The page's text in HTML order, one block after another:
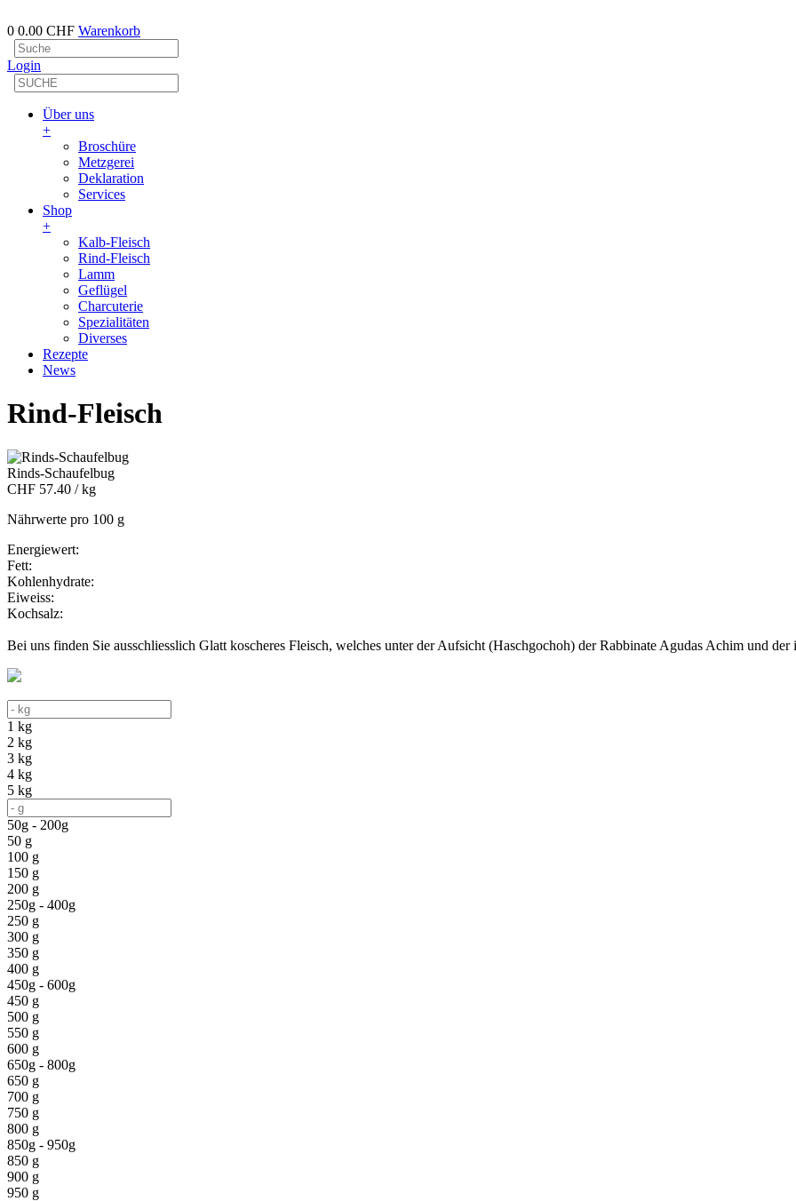
0 0.00 CHF Warenkorb
Login
Über uns
+
Broschüre
Metzgerei
Deklaration
Services
Shop
+
Kalb-Fleisch
Rind-Fleisch
Lamm
Geflügel
Charcuterie
Spezialitäten
Diverses
Rezepte
News
Rind-Fleisch
Rinds-Schaufelbug
CHF 57.40 / kg
Nährwerte pro 100 g
Energiewert:
Fett:
Kohlenhydrate:
Eiweiss:
Kochsalz:
Bei uns finden Sie ausschliesslich Glatt koscheres Fleisch, welches unter der Aufsicht (Haschgochoh) der Rabbinate Agudas Achim und
1 kg
2 kg
3 kg
4 kg
5 kg
50g - 200g
50 g
100 g
150 g
200 g
250g - 400g
250 g
300 g
350 g
400 g
450g - 600g
450 g
500 g
550 g
600 g
650g - 800g
650 g
700 g
750 g
800 g
850g - 950g
850 g
900 g
950 g